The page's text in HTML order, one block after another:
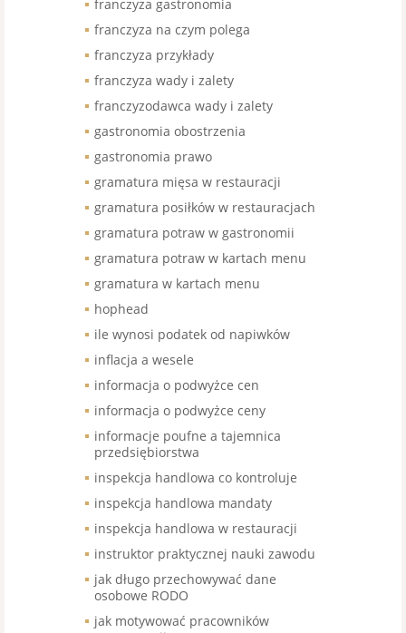
franczyza gastronomia
franczyza na czym polega
franczyza przykłady
franczyza wady i zalety
franczyzodawca wady i zalety
gastronomia obostrzenia
gastronomia prawo
gramatura mięsa w restauracji
gramatura posiłków w restauracjach
gramatura potraw w gastronomii
gramatura potraw w kartach menu
gramatura w kartach menu
hophead
ile wynosi podatek od napiwków
inflacja a wesele
informacja o podwyżce cen
informacja o podwyżce ceny
informacje poufne a tajemnica
przedsiębiorstwa
inspekcja handlowa co kontroluje
inspekcja handlowa mandaty
inspekcja handlowa w restauracji
instruktor praktycznej nauki zawodu
jak długo przechowywać dane
osobowe RODO
jak motywować pracowników